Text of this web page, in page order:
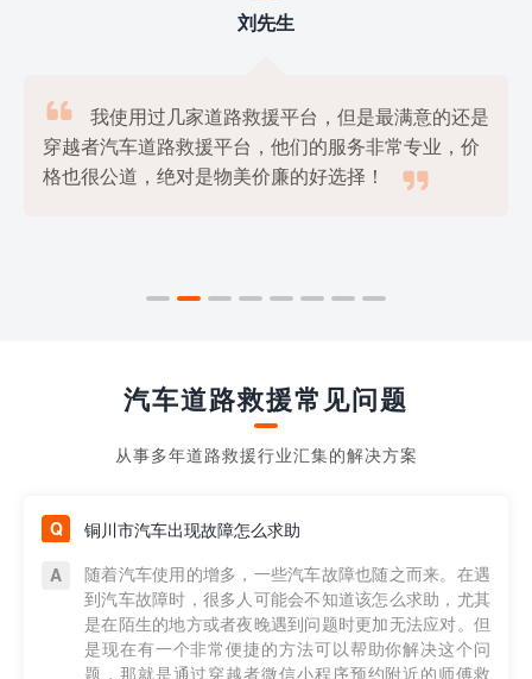
刘先生

我使用过几家道路救援平台，但是最满意的还是
穿越者汽车道路救援平台，他们的服务非常专业，价
格也很公道，绝对是物美价廉的好选择！

汽车道路救援常见问题
从事多年道路救援行业汇集的解决方案
铜川市汽车出现故障怎么求助
随着汽车使用的增多，一些汽车故障也随之而来。在遇
到汽车故障时，很多人可能会不知道该怎么求助，尤其
是在陌生的地方或者夜晚遇到问题时更加无法应对。但
是现在有一个非常便捷的方法可以帮助你解决这个问
题，那就是通过穿越者微信小程序预约附近的师傅救